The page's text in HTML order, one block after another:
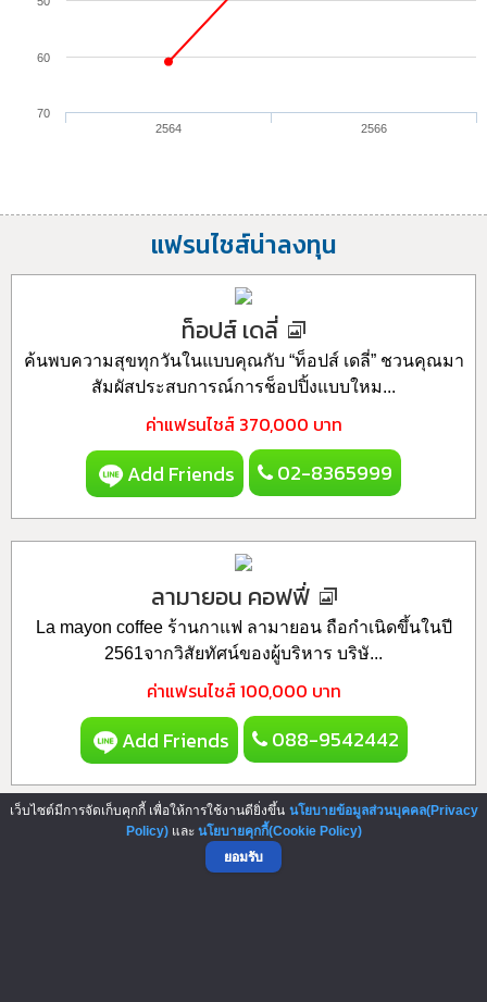
2564 2566
60
70
แฟรนไชส์น่าลงทุน
ท็อปส์ เดลี่
ค้นพบความสุขทุกวันในแบบคุณกับ “ท็อปส์ เดลี่” ชวนคุณมา
สัมผัสประสบการณ์การช็อปปิ้งแบบใหม...
ค่าแฟรนไชส์ 370,000 บาท
Add Friends 02-8365999
ลามายอน คอฟฟี่
La mayon coffee ร้านกาแฟ ลามายอน ถือกำเนิดขึ้นในปี
2561จากวิสัยทัศน์ของผู้บริหาร บริษั...
ค่าแฟรนไชส์ 100,000 บาท
Add Friends 088-9542442
เว็บไซต์มีการจัดเก็บคุกกี้ เพื่อให้การใช้งานดียิ่งขึ้น นโยบายข้อมูลส่วนบุคคล(Privacy
Policy)และ นโยบายคุกกี้(Cookie Policy)
ยอมรับ